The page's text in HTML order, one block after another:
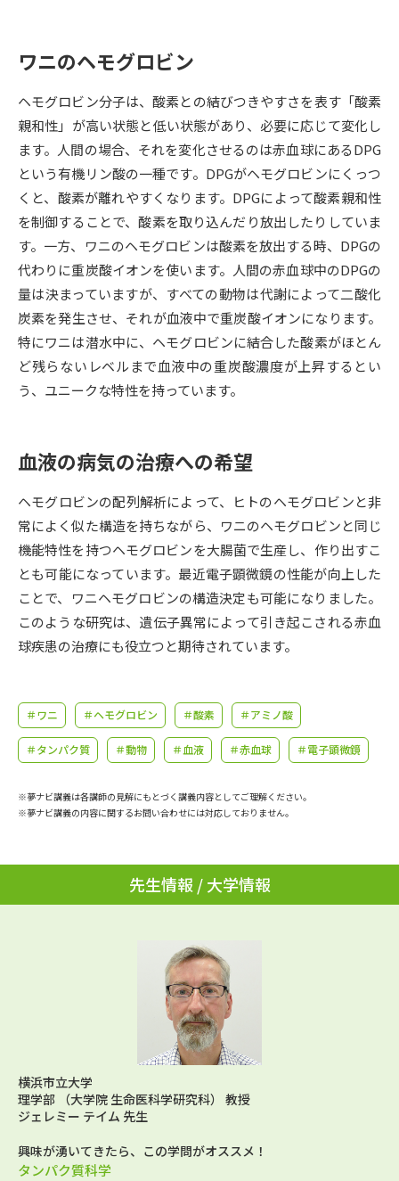
デジタルパンフレット
新学年スタート号特集ページ
（高3生用）
新学年スタート号特集ページ
（高2生用）
SELFBRAND特集ページ
オープンキャンパスなどを調べる
オープンキャンパス検索 実施プログラムから探す
来場型・Web型イベント特集 夢ナビライブ
受験準備
志望校・出願校を調べる
併願校選び 受験スケジュールを立てよう
先輩が入学を決めた理由 テレメール全国一斉進学調査
新生活お役立ちガイド
大学で学びたい学問発見
ユーザーサポート
受付内容・発送状況の確認
個人情報取扱規定
特定商取引表記
ワニのヘモグロビン
ヘモグロビン分子は、酸素との結びつきやすさを表す「酸素
親和性」が高い状態と低い状態があり、必要に応じて変化し
ます。人間の場合、それを変化させるのは赤血球にあるDPG
という有機リン酸の一種です。DPGがヘモグロビンにくっつ
くと、酸素が離れやすくなります。DPGによって酸素親和性
を制御することで、酸素を取り込んだり放出したりしていま
す。一方、ワニのヘモグロビンは酸素を放出する時、DPGの
代わりに重炭酸イオンを使います。人間の赤血球中のDPGの
量は決まっていますが、すべての動物は代謝によって二酸化
炭素を発生させ、それが血液中で重炭酸イオンになります。
特にワニは潜水中に、ヘモグロビンに結合した酸素がほとん
ど残らないレベルまで血液中の重炭酸濃度が上昇するとい
う、ユニークな特性を持っています。
血液の病気の治療への希望
ヘモグロビンの配列解析によって、ヒトのヘモグロビンと非
常によく似た構造を持ちながら、ワニのヘモグロビンと同じ
機能特性を持つヘモグロビンを大腸菌で生産し、作り出すこ
とも可能になっています。最近電子顕微鏡の性能が向上した
ことで、ワニヘモグロビンの構造決定も可能になりました。
このような研究は、遺伝子異常によって引き起こされる赤血
球疾患の治療にも役立つと期待されています。
＃ワニ ＃ヘモグロビン ＃酸素 ＃アミノ酸
＃タンパク質 ＃動物 ＃血液 ＃赤血球 ＃電子顕微鏡
※夢ナビ講義は各講師の見解にもとづく講義内容としてご理解ください。
※夢ナビ講義の内容に関するお問い合わせには対応しておりません。
先生情報 / 大学情報
横浜市立大学
理学部 （大学院 生命医科学研究科） 教授
ジェレミー テイム 先生
興味が湧いてきたら、この学問がオススメ！
タンパク質科学